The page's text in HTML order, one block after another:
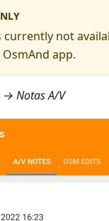
currently not
app.
Notas A/V